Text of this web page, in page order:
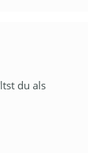
du als